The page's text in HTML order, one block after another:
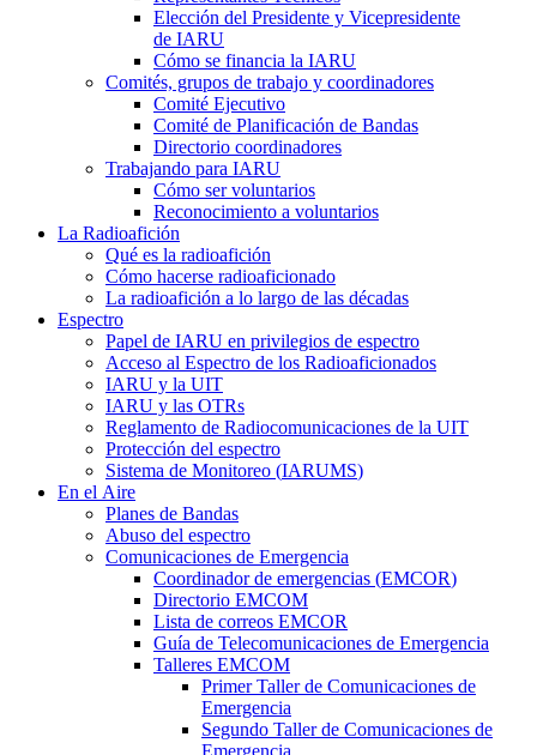
Elección del Presidente y Vicepresidente
de IARU
Cómo se financia la IARU
Comités, grupos de trabajo y coordinadores
Comité Ejecutivo
Comité de Planificación de Bandas
Directorio coordinadores
Trabajando para IARU
Cómo ser voluntarios
Reconocimiento a voluntarios
La Radioafición
Qué es la radioafición
Cómo hacerse radioaficionado
La radioafición a lo largo de las décadas
Espectro
Papel de IARU en privilegios de espectro
Acceso al Espectro de los Radioaficionados
IARU y la UIT
IARU y las OTRs
Reglamento de Radiocomunicaciones de la UIT
Protección del espectro
Sistema de Monitoreo (IARUMS)
En el Aire
Planes de Bandas
Abuso del espectro
Comunicaciones de Emergencia
Coordinador de emergencias (EMCOR)
Directorio EMCOM
Lista de correos EMCOR
Guía de Telecomunicaciones de Emergencia
Talleres EMCOM
Primer Taller de Comunicaciones de
Emergencia
Segundo Taller de Comunicaciones de
Emergencia